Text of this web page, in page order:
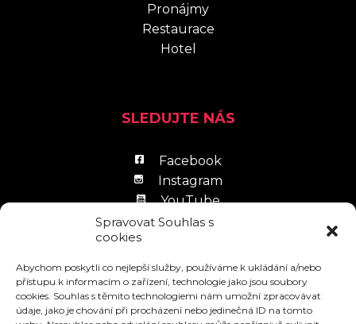
Spravovat Souhlas s
cookies
Abychom poskytli co nejlepší služby, používáme k ukládání a/nebo
přístupu k informacím o zařízení, technologie jako jsou soubory
cookies. Souhlas s těmito technologiemi nám umožní zpracovávat
údaje, jako je chování při procházení nebo jedinečná ID na tomto
Pronájmy
Restaurace
Hotel
SLEDUJTE NÁS
Facebook
Instagram
YouTube
LinkedIn